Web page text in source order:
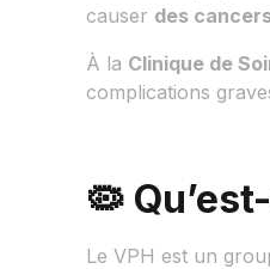
causer des
À la Clinique de
complications
🦠
Le VPH est un